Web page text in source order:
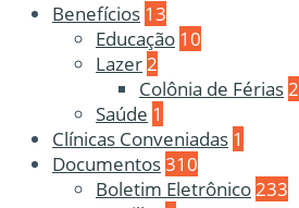
Benefícios 13
Educação 10
Lazer2
Colônia de Férias2
Saúde 1
Clínicas Conveniadas 1
Documentos310
Boletim Eletrônico233